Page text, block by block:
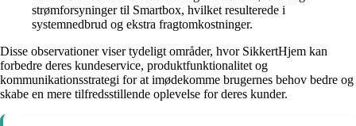
strømforsyninger til Smartbox, hvilket resulterede i
systemnedbrud og ekstra fragtomkostninger.
Disse observationer viser tydeligt områder, hvor SikkertHjem kan
forbedre deres kundeservice, produktfunktionalitet og
kommunikationsstrategi for at imødekomme brugernes behov bedre og
skabe en mere tilfredsstillende oplevelse for deres kunder.